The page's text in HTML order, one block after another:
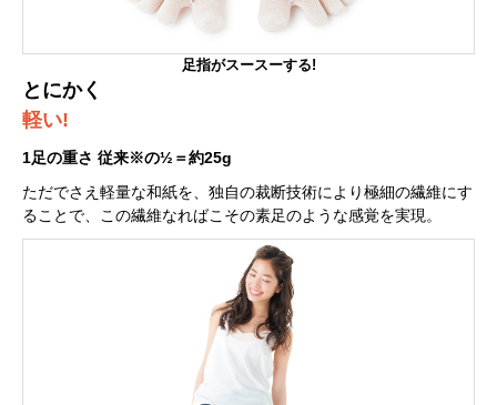
足指がスースーする!
とにかく
軽い!
1足の重さ 従来※の½＝約25g
ただでさえ軽量な和紙を、独自の裁断技術により極細の繊維にす
ることで、この繊維なればこその素足のような感覚を実現。